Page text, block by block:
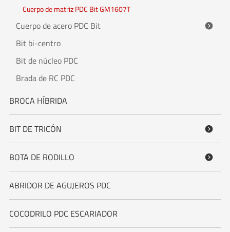
Cuerpo de matriz PDC Bit GM1607T
Cuerpo de acero PDC Bit 
Bit bi-centro
Bit de núcleo PDC
Brada de RC PDC
BROCA HÍBRIDA
BIT DE TRICÓN 
BOTA DE RODILLO 
ABRIDOR DE AGUJEROS PDC
COCODRILO PDC ESCARIADOR